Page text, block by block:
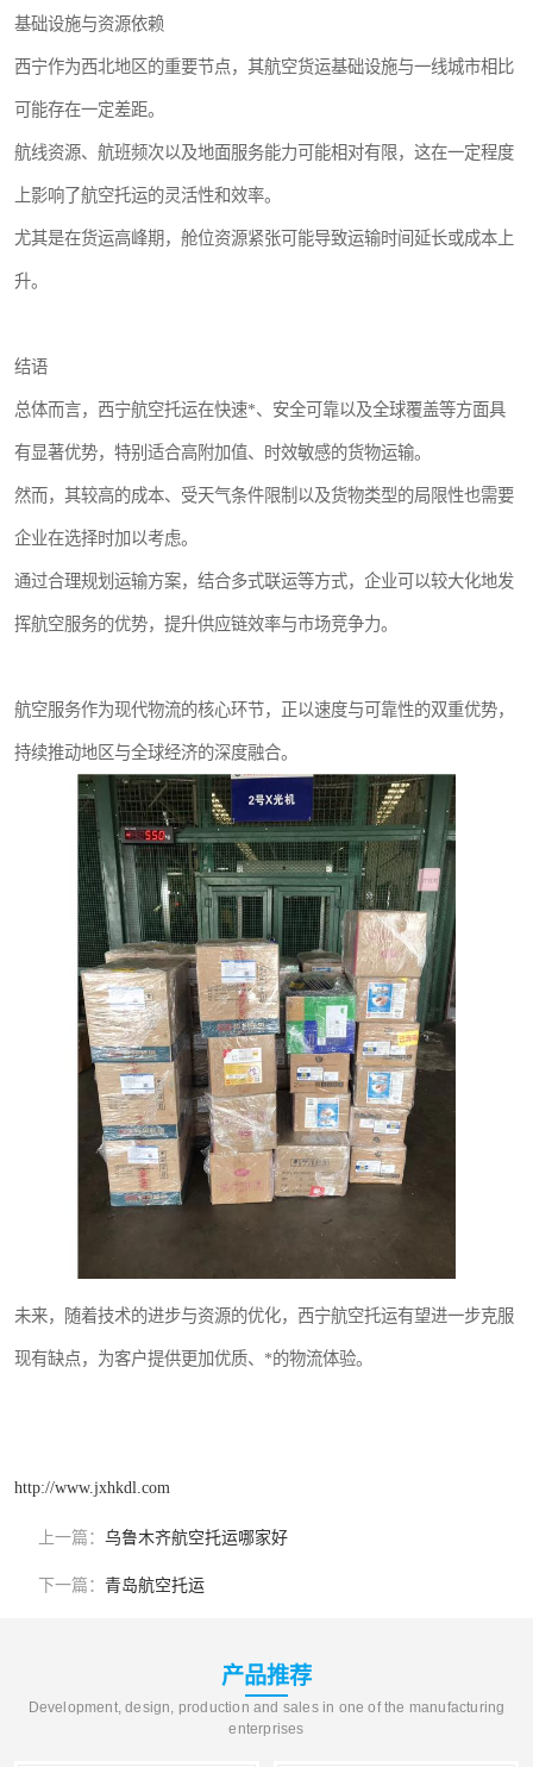
基础设施与资源依赖
西宁作为西北地区的重要节点，其航空货运基础设施与一线城市相比
可能存在一定差距。
航线资源、航班频次以及地面服务能力可能相对有限，这在一定程度
上影响了航空托运的灵活性和效率。
尤其是在货运高峰期，舱位资源紧张可能导致运输时间延长或成本上
升。
结语
总体而言，西宁航空托运在快速*、安全可靠以及全球覆盖等方面具
有显著优势，特别适合高附加值、时效敏感的货物运输。
然而，其较高的成本、受天气条件限制以及货物类型的局限性也需要
企业在选择时加以考虑。
通过合理规划运输方案，结合多式联运等方式，企业可以较大化地发
挥航空服务的优势，提升供应链效率与市场竞争力。
航空服务作为现代物流的核心环节，正以速度与可靠性的双重优势，
持续推动地区与全球经济的深度融合。
未来，随着技术的进步与资源的优化，西宁航空托运有望进一步克服
现有缺点，为客户提供更加优质、*的物流体验。
http://www.jxhkdl.com
上一篇： 乌鲁木齐航空托运哪家好
下一篇： 青岛航空托运
产品推荐
Development, design, production and sales in one of the manufacturing
enterprises